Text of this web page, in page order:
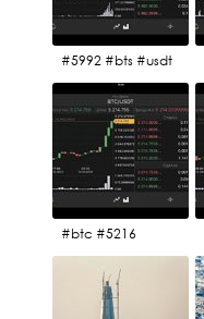
#5992 #bts #usdt
#btc #5216